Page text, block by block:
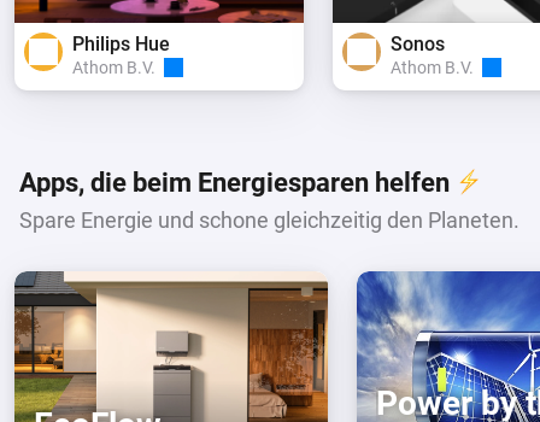
Philips Hue
Athom B.V.
Sonos
Athom B.V.
Apps, die beim Energiesparen helfen
Spare Energie und schone gleichzeitig den Planeten.